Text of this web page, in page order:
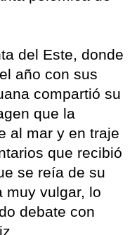
del Este, donde
año con sus
compartió su
que la
al mar y en traje
que recibió
se reía de su
muy vulgar, lo
debate con